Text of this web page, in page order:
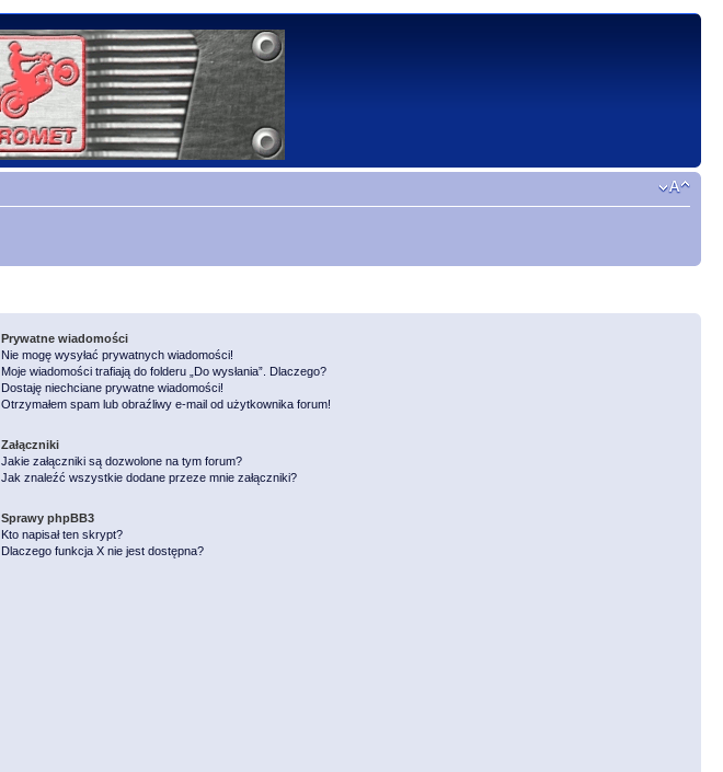
Prywatne wiadomości
Nie mogę wysyłać prywatnych wiadomości!
Moje wiadomości trafiają do folderu „Do wysłania”. Dlaczego?
Dostaję niechciane prywatne wiadomości!
Otrzymałem spam lub obraźliwy e-mail od użytkownika forum!
Załączniki
Jakie załączniki są dozwolone na tym forum?
Jak znaleźć wszystkie dodane przeze mnie załączniki?
Sprawy phpBB3
Kto napisał ten skrypt?
Dlaczego funkcja X nie jest dostępna?